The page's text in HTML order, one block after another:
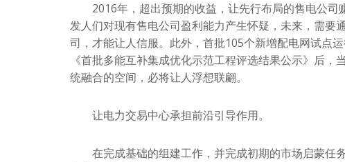
2016年，超出预期的收益，让先行布局的售电公司
发人们对现有售电公司盈利能力产生怀疑，未来，需要
司，才能让人信服。此外，首批105个新增配电网试点
《首批多能互补集成优化示范工程评选结果公示》后
统融合的空间，必将让人浮想联翩。
让电力交易中心承担前沿引导作用。
在完成基础的组建工作，并完成初期的市场启蒙任